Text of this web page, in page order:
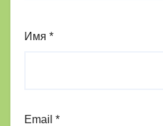
Имя *
Email *